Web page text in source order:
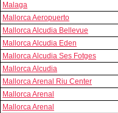
Malaga
Mallorca Aeropuerto
Mallorca Alcudia Bellevue
Mallorca Alcudia Eden
Mallorca Alcudia Ses Fotges
Mallorca Alcudia
Mallorca Arenal Riu Center
Mallorca Arenal
Mallorca Arenal